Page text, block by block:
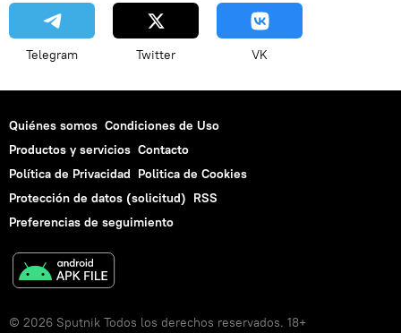
Telegram Twitter VK
Quiénes somos Condiciones de Uso
Productos y servicios Contacto
Política de Privacidad Politica de Cookies
Protección de datos (solicitud) RSS
Preferencias de seguimiento
© 2026 Sputnik Todos los derechos reservados. 18+